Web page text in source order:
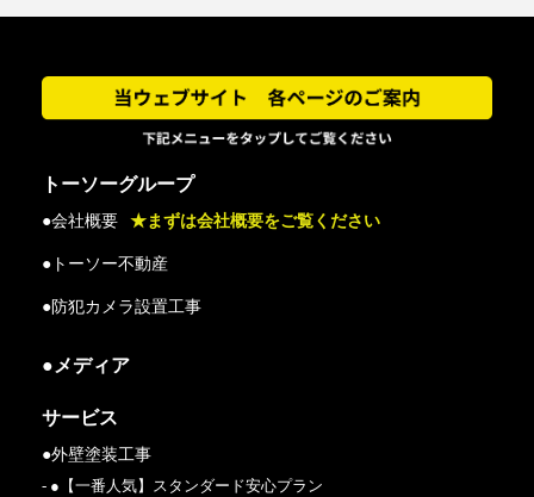
トーソーグループ
●会社概要 ★まずは会社概要をご覧ください
●トーソー不動産
●防犯カメラ設置工事
●メディア
サービス
●外壁塗装工事
- ●【一番人気】スタンダード安心プラン